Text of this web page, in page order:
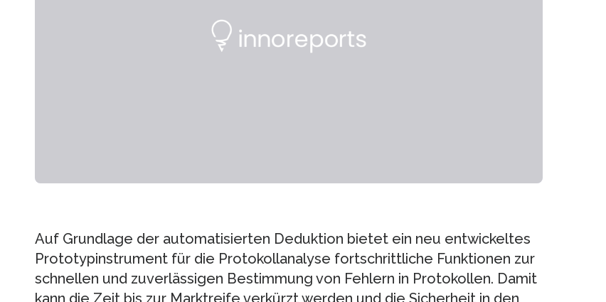
Auf Grundlage der automatisierten Deduktion bietet ein neu entwickeltes
Prototypinstrument für die Protokollanalyse fortschrittliche Funktionen zur
schnellen und zuverlässigen Bestimmung von Fehlern in Protokollen. Damit